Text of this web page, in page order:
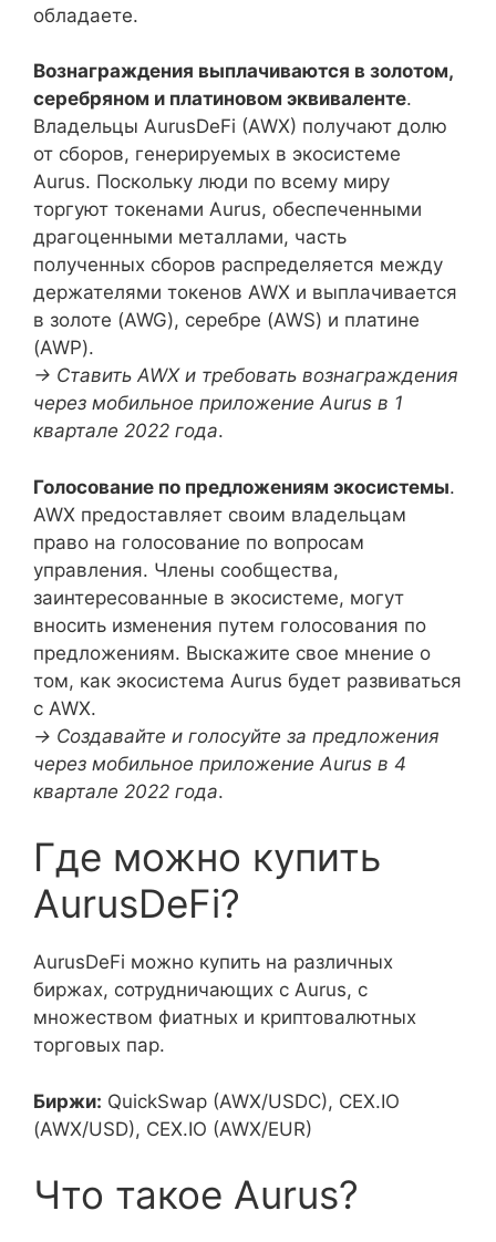
обладаете.
Вознаграждения выплачиваются в золотом,
серебряном и платиновом эквиваленте.
Владельцы AurusDeFi (AWX) получают долю
от сборов, генерируемых в экосистеме
Aurus. Поскольку люди по всему миру
торгуют токенами Aurus, обеспеченными
драгоценными металлами, часть
полученных сборов распределяется между
держателями токенов AWX и выплачивается
в золоте (AWG), серебре (AWS) и платине
(AWP).
→ Ставить AWX и требовать вознаграждения
через мобильное приложение Aurus в 1
квартале 2022 года.
Голосование по предложениям экосистемы.
AWX предоставляет своим владельцам
право на голосование по вопросам
управления. Члены сообщества,
заинтересованные в экосистеме, могут
вносить изменения путем голосования по
предложениям. Выскажите свое мнение о
том, как экосистема Aurus будет развиваться
с AWX.
→ Создавайте и голосуйте за предложения
через мобильное приложение Aurus в 4
квартале 2022 года.
Где можно купить
AurusDeFi?
AurusDeFi можно купить на различных
биржах, сотрудничающих с Aurus, с
множеством фиатных и криптовалютных
торговых пар.
Биржи: QuickSwap (AWX/USDC), CEX.IO
(AWX/USD), CEX.IO (AWX/EUR)
Что такое Aurus?